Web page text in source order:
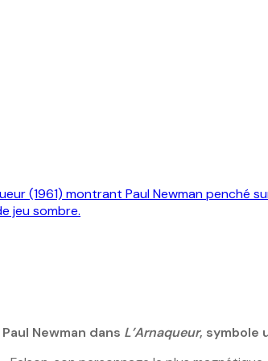
Newman dans L’Arnaqueur, symbole